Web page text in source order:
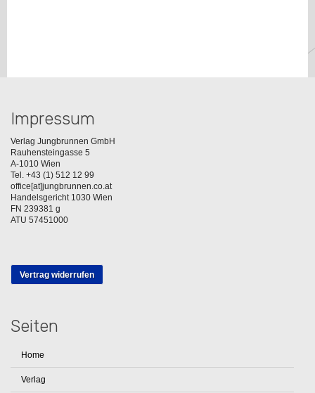
Impressum
Verlag Jungbrunnen GmbH
Rauhensteingasse 5
A-1010 Wien
Tel. +43 (1) 512 12 99
office[at]jungbrunnen.co.at
Handelsgericht 1030 Wien
FN 239381 g
ATU 57451000
Vertrag widerrufen
Seiten
Home
Verlag